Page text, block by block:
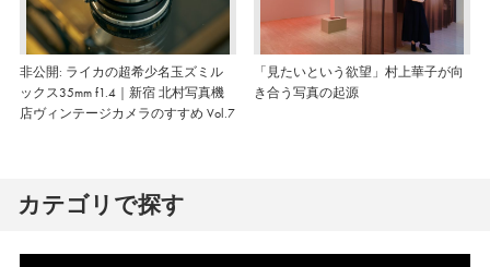
非公開: ライカの超希少名玉ズミル
ックス35mm f1.4｜新宿 北村写真機
店ヴィンテージカメラのすすめ Vol.7
「見たいという欲望」村上華子が向
き合う写真の起源
カテゴリで探す